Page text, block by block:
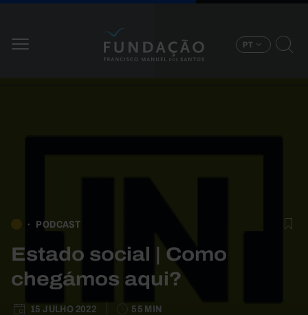
PT
PODCAST
Estado social | Como
chegámos aqui?
15 JULHO 2022 55 MIN